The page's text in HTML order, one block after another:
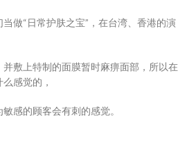
做“日常护肤之宝”，在台湾、香港的演
敷上特制的面膜暂时麻痹面部，所以在
感觉的，
感的顾客会有刺的感觉。